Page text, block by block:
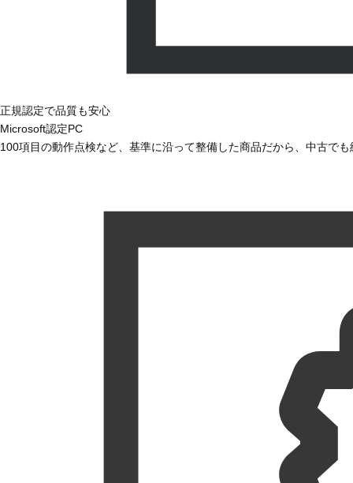
正規認定で品質も安心
Microsoft認定PC
100項目の動作点検など、基準に沿って整備した商品だから、中古で